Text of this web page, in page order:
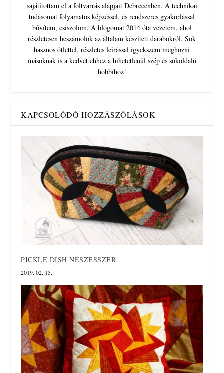
sajátítottam el a foltvarrás alapjait Debrecenben. A technikai
tudásomat folyamatos képzéssel, és rendszeres gyakorlással
bővítem, csiszolom. A blogomat 2014 óta vezetem, ahol
részletesen beszámolok az általam készített darabokról. Sok
hasznos ötlettel, részletes leírással igyekszem meghozni
másoknak is a kedvét ehhez a hihetetlenül szép és sokoldalú
hobbihoz!
KAPCSOLÓDÓ HOZZÁSZÓLÁSOK
PICKLE DISH NESZESSZER
2019. 02. 15.